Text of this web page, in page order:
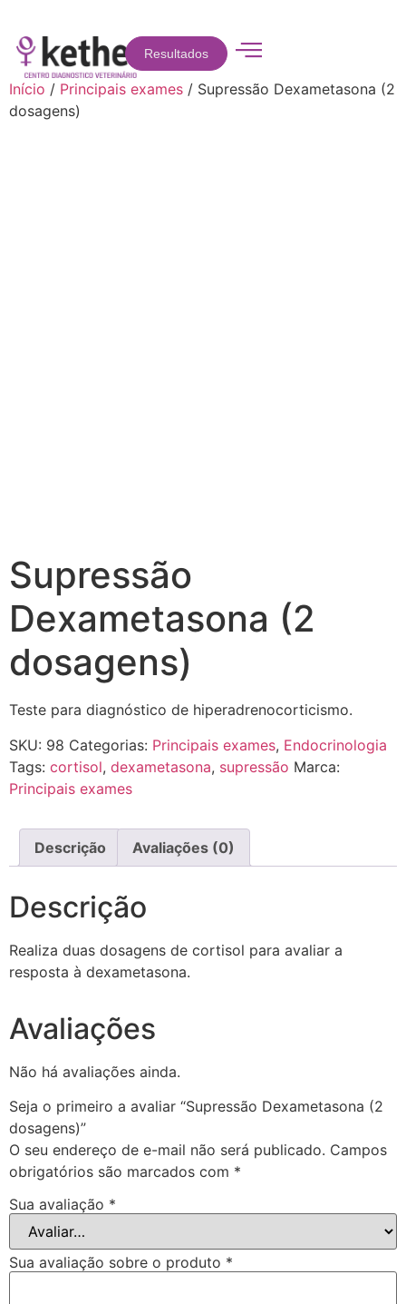
Resultados
Início / Principais exames / Supressão Dexametasona (2
dosagens)
Supressão
Dexametasona (2
dosagens)
Teste para diagnóstico de hiperadrenocorticismo.
SKU: 98 Categorias: Principais exames, Endocrinologia
Tags: cortisol, dexametasona, supressão Marca:
Principais exames
Descrição Avaliações (0)
Descrição
Realiza duas dosagens de cortisol para avaliar a
resposta à dexametasona.
Avaliações
Não há avaliações ainda.
Seja o primeiro a avaliar “Supressão Dexametasona (2
dosagens)”
O seu endereço de e-mail não será publicado. Campos
obrigatórios são marcados com *
Sua avaliação *
Sua avaliação sobre o produto *